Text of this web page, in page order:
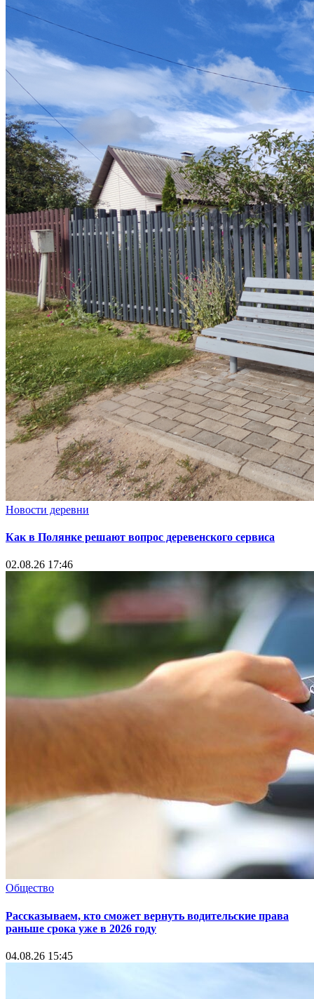
Новости деревни
Как в Полянке решают вопрос деревенского сервиса
02.08.26 17:46
Общество
Рассказываем, кто сможет вернуть водительские права
раньше срока уже в 2026 году
04.08.26 15:45